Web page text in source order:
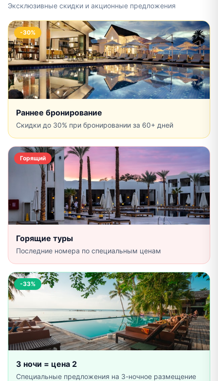
Эксклюзивные скидки и акционные предложения
-30%
Раннее бронирование
Скидки до 30% при бронировании за 60+ дней
Горящий
Горящие туры
Последние номера по специальным ценам
-33%
3 ночи = цена 2
Специальные предложения на 3-ночное размещение